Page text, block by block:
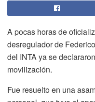
A pocas horas de
desregulador de
del INTA ya se
movilización.
Fue resuelto en una